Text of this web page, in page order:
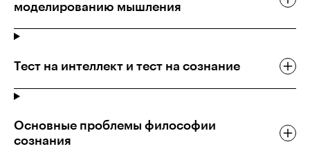
моделированию мышления
Тест на интеллект и тест на сознание
Основные проблемы философии
сознания